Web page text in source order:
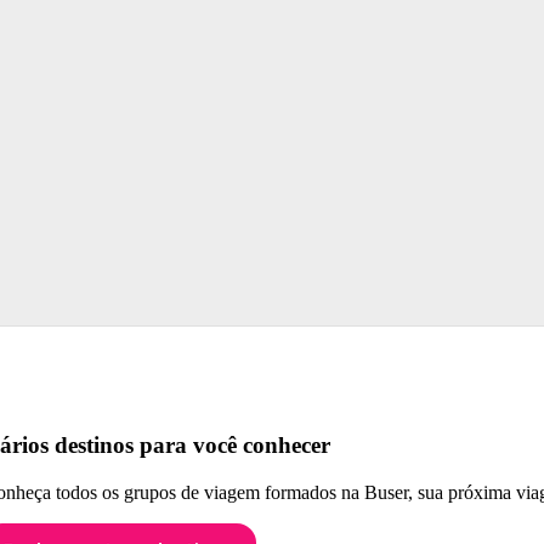
destinos para você conhecer
todos os grupos de viagem formados na Buser, sua próxima